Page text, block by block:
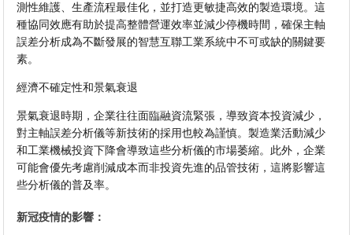
測性維護、生產流程最佳化，並打造更敏捷高效的製造環境。這
種協同效應有助於提高整體營運效率並減少停機時間，確保主軸
誤差分析成為不斷發展的智慧互聯工業系統中不可或缺的關鍵要
素。
經濟不確定性和景氣衰退
景氣衰退時期，企業往往面臨融資流緊張，導致資本投資減少，
對主軸誤差分析儀等新技術的採用也較為謹慎。製造業活動減少
和工業機械投資下降會導致這些分析儀的市場萎縮。此外，企業
可能會優先考慮削減成本而非投資先進的品管技術，這將影響這
些分析儀的普及率。
新冠疫情的影響：